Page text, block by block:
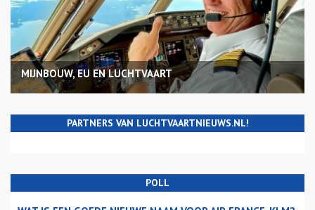
MIJNBOUW, EU EN LUCHTVAART
PARTNERS VAN LUCHTVAARTNIEUWS.NL!
POLL